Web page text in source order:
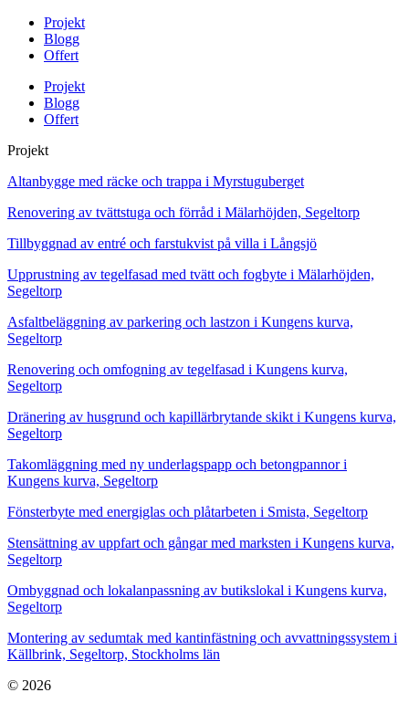
Projekt
Blogg
Offert
Projekt
Blogg
Offert
Projekt
Altanbygge med räcke och trappa i Myrstuguberget
Renovering av tvättstuga och förråd i Mälarhöjden, Segeltorp
Tillbyggnad av entré och farstukvist på villa i Långsjö
Upprustning av tegelfasad med tvätt och fogbyte i Mälarhöjden,
Segeltorp
Asfaltbeläggning av parkering och lastzon i Kungens kurva,
Segeltorp
Renovering och omfogning av tegelfasad i Kungens kurva,
Segeltorp
Dränering av husgrund och kapillärbrytande skikt i Kungens kurva,
Segeltorp
Takomläggning med ny underlagspapp och betongpannor i
Kungens kurva, Segeltorp
Fönsterbyte med energiglas och plåtarbeten i Smista, Segeltorp
Stensättning av uppfart och gångar med marksten i Kungens kurva,
Segeltorp
Ombyggnad och lokalanpassning av butikslokal i Kungens kurva,
Segeltorp
Montering av sedumtak med kantinfästning och avvattningssystem i
Källbrink, Segeltorp, Stockholms län
© 2026